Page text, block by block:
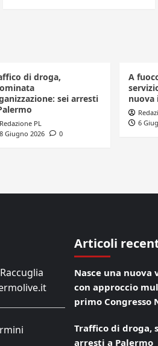
di droga,
sei arresti
Redazione PL
8 Giugno 2026
0
A
nuova
6
Articoli
Nasce una
con approccio
primo Congresso
Traffico di droga,
arresti a Palermo